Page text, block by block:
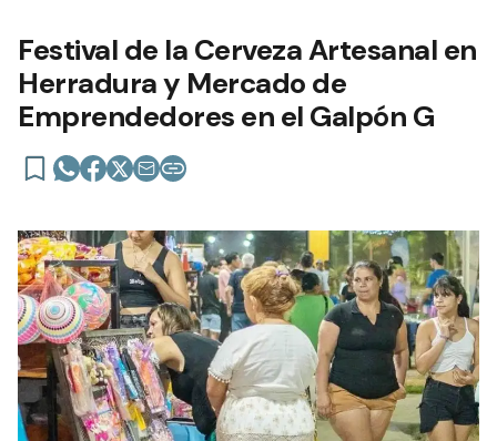
Festival de la Cerveza Artesanal en
Herradura y Mercado de
Emprendedores en el Galpón G